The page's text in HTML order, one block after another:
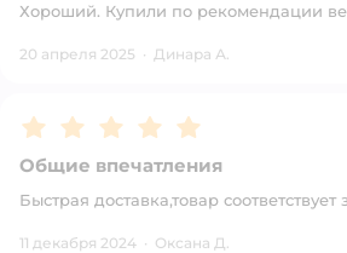
Хороший. Купили по рекомендации
20 апреля 2025 · Динара А.
Рейтинг:5
Общие впечатления
Быстрая доставка,товар
11 декабря 2024 · Оксана Д.